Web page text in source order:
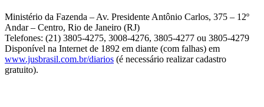
Ministério da Fazenda – Av. Presidente Antônio Carlos, 375 – 12º
Andar – Centro, Rio de Janeiro (RJ)
Telefones: (21) 3805-4275, 3008-4276, 3805-4277 ou 3805-4279
Disponível na Internet de 1892 em diante (com falhas) em
www.jusbrasil.com.br/diarios (é necessário realizar cadastro
gratuito).